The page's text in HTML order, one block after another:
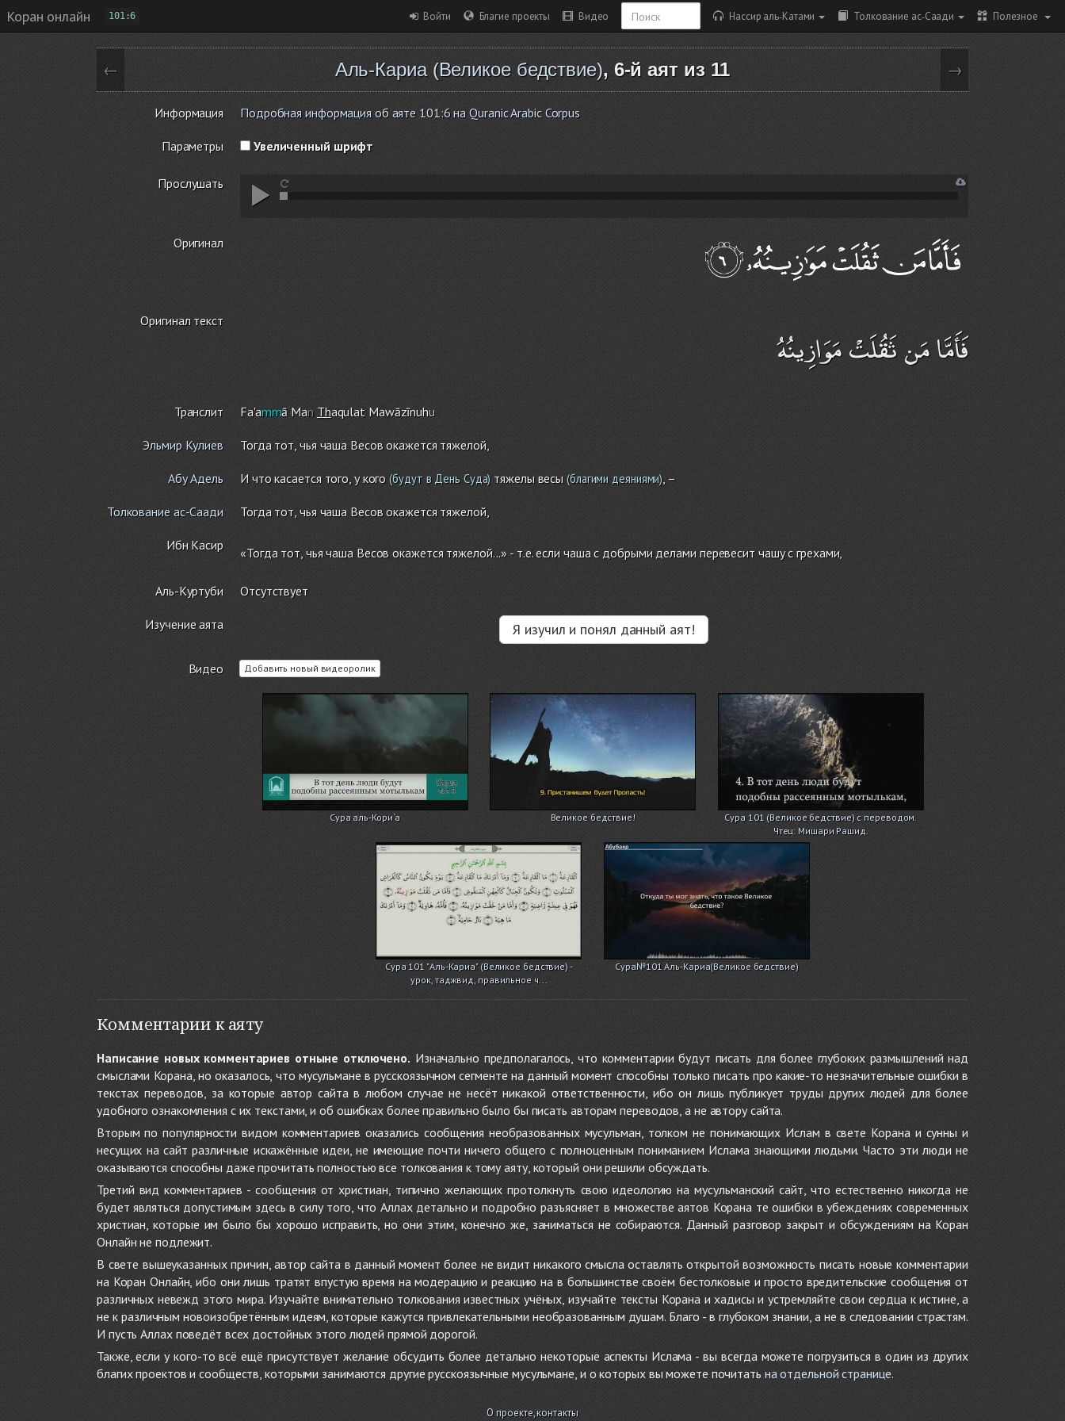
Коран онлайн 101:6 Войти Благие проекты Видео Нассир аль-Катами Толкование ас-Саади Полезное
← Аль-Кариа (Великое бедствие), 6-й аят из 11 →
Информация Подробная информация об аяте 101:6 на Quranic Arabic Corpus
Параметры Увеличенный шрифт
Прослушать
Оригинал
Оригинал текст
فَأَمَّا مَن ثَقُلَتْ مَوَازِينُهُ
Транслит Fa'ammā Man Thaqulat Mawāzīnuhu
Эльмир Кулиев Тогда тот, чья чаша Весов окажется тяжелой,
Абу Адель И что касается того, у кого (будут в День Суда) тяжелы весы (благими деяниями) , –
Толкование ас-Саади Тогда тот, чья чаша Весов окажется тяжелой,
Ибн Касир «Тогда тот, чья чаша Весов окажется тяжелой...» - т.е. если чаша с добрыми делами перевесит чашу с грехами,
Аль-Куртуби Отсутствует
Изучение аята Я изучил и понял данный аят!
Видео Добавить новый видеоролик
Сура аль-Кори`а Великое бедствие!
Сура 101 (Великое бедствие) с переводом.
Чтец: Мишари Рашид.
Сура 101 "Аль-Кариа" (Великое бедствие) -
урок, таджвид, правильное ч...
Сура№101 Аль-Кариа(Великое бедствие)
Комментарии к аяту
Написание новых комментариев отныне отключено. Изначально предполагалось, что комментарии будут писать для более глубоких размышлений над
смыслами Корана, но оказалось, что мусульмане в русскоязычном сегменте на данный момент способны только писать про какие-то незначительные ошибки в
текстах переводов, за которые автор сайта в любом случае не несёт никакой ответственности, ибо он лишь публикует труды других людей для более
удобного ознакомления с их текстами, и об ошибках более правильно было бы писать авторам переводов, а не автору сайта.
Вторым по популярности видом комментариев оказались сообщения необразованных мусульман, толком не понимающих Ислам в свете Корана и сунны и
несущих на сайт различные искажённые идеи, не имеющие почти ничего общего с полноценным пониманием Ислама знающими людьми. Часто эти люди не
оказываются способны даже прочитать полностью все толкования к тому аяту, который они решили обсуждать.
Третий вид комментариев - сообщения от христиан, типично желающих протолкнуть свою идеологию на мусульманский сайт, что естественно никогда не
будет являться допустимым здесь в силу того, что Аллах детально и подробно разъясняет в множестве аятов Корана те ошибки в убеждениях современных
христиан, которые им было бы хорошо исправить, но они этим, конечно же, заниматься не собираются. Данный разговор закрыт и обсуждениям на Коран
Онлайн не подлежит.
В свете вышеуказанных причин, автор сайта в данный момент более не видит никакого смысла оставлять открытой возможность писать новые комментарии
на Коран Онлайн, ибо они лишь тратят впустую время на модерацию и реакцию на в большинстве своём бестолковые и просто вредительские сообщения от
различных невежд этого мира. Изучайте внимательно толкования известных учёных, изучайте тексты Корана и хадисы и устремляйте свои сердца к истине, а
не к различным новоизобретённым идеям, которые кажутся привлекательными необразованным душам. Благо - в глубоком знании, а не в следовании страстям.
И пусть Аллах поведёт всех достойных этого людей прямой дорогой.
Также, если у кого-то всё ещё присутствует желание обсудить более детально некоторые аспекты Ислама - вы всегда можете погрузиться в один из других
благих проектов и сообществ, которыми занимаются другие русскоязычные мусульмане, и о которых вы можете почитать на отдельной странице.
О проекте, контакты